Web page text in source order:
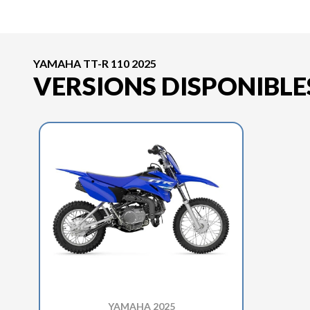
YAMAHA TT-R 110 2025
VERSIONS
YAMAHA 2025